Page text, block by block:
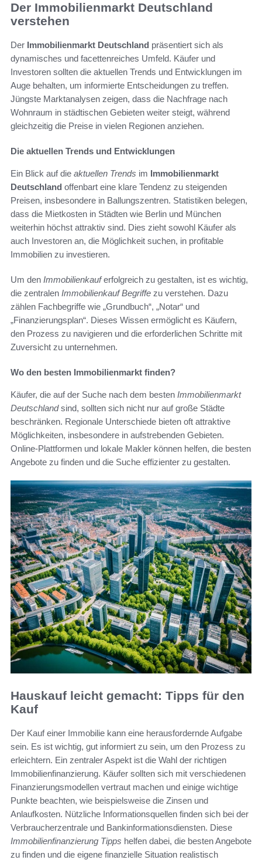
Der Immobilienmarkt Deutschland
verstehen
Der Immobilienmarkt Deutschland präsentiert sich als
dynamisches und facettenreiches Umfeld. Käufer und
Investoren sollten die aktuellen Trends und Entwicklungen im
Auge behalten, um informierte Entscheidungen zu treffen.
Jüngste Marktanalysen zeigen, dass die Nachfrage nach
Wohnraum in städtischen Gebieten weiter steigt, während
gleichzeitig die Preise in vielen Regionen anziehen.
Die aktuellen Trends und Entwicklungen
Ein Blick auf die aktuellen Trends im Immobilienmarkt
Deutschland offenbart eine klare Tendenz zu steigenden
Preisen, insbesondere in Ballungszentren. Statistiken belegen,
dass die Mietkosten in Städten wie Berlin und München
weiterhin höchst attraktiv sind. Dies zieht sowohl Käufer als
auch Investoren an, die Möglichkeit suchen, in profitable
Immobilien zu investieren.
Um den Immobilienkauferfolgreich zu gestalten, ist es wichtig,
die zentralen Immobilienkauf Begriffe zu verstehen. Dazu
zählen Fachbegriffe wie „Grundbuch“, „Notar“ und
„Finanzierungsplan“. Dieses Wissen ermöglicht es Käufern,
den Prozess zu navigieren und die erforderlichen Schritte mit
Zuversicht zu unternehmen.
Wo den besten Immobilienmarkt finden?
Käufer, die auf der Suche nach dem besten Immobilienmarkt
Deutschlandsind, sollten sich nicht nur auf große Städte
beschränken. Regionale Unterschiede bieten oft attraktive
Möglichkeiten, insbesondere in aufstrebenden Gebieten.
Online-Plattformen und lokale Makler können helfen, die besten
Angebote zu finden und die Suche effizienter zu gestalten.
Hauskauf leicht gemacht: Tipps für den
Kauf
Der Kauf einer Immobilie kann eine herausfordernde Aufgabe
sein. Es ist wichtig, gut informiert zu sein, um den Prozess zu
erleichtern. Ein zentraler Aspekt ist die Wahl der richtigen
Immobilienfinanzierung. Käufer sollten sich mit verschiedenen
Finanzierungsmodellen vertraut machen und einige wichtige
Punkte beachten, wie beispielsweise die Zinsen und
Anlaufkosten. Nützliche Informationsquellen finden sich bei der
Verbraucherzentrale und Bankinformationsdiensten. Diese
Immobilienfinanzierung Tipps helfen dabei, die besten Angebote
zu finden und die eigene finanzielle Situation realistisch